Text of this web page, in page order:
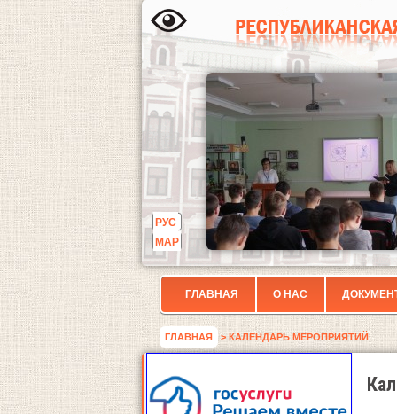
РУС
МАР
ГЛАВНАЯ О НАС
ГЛАВНАЯ > КАЛЕНДАРЬ МЕРОПРИЯТИЙ